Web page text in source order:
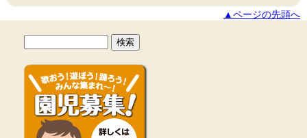
▲ページの先頭へ